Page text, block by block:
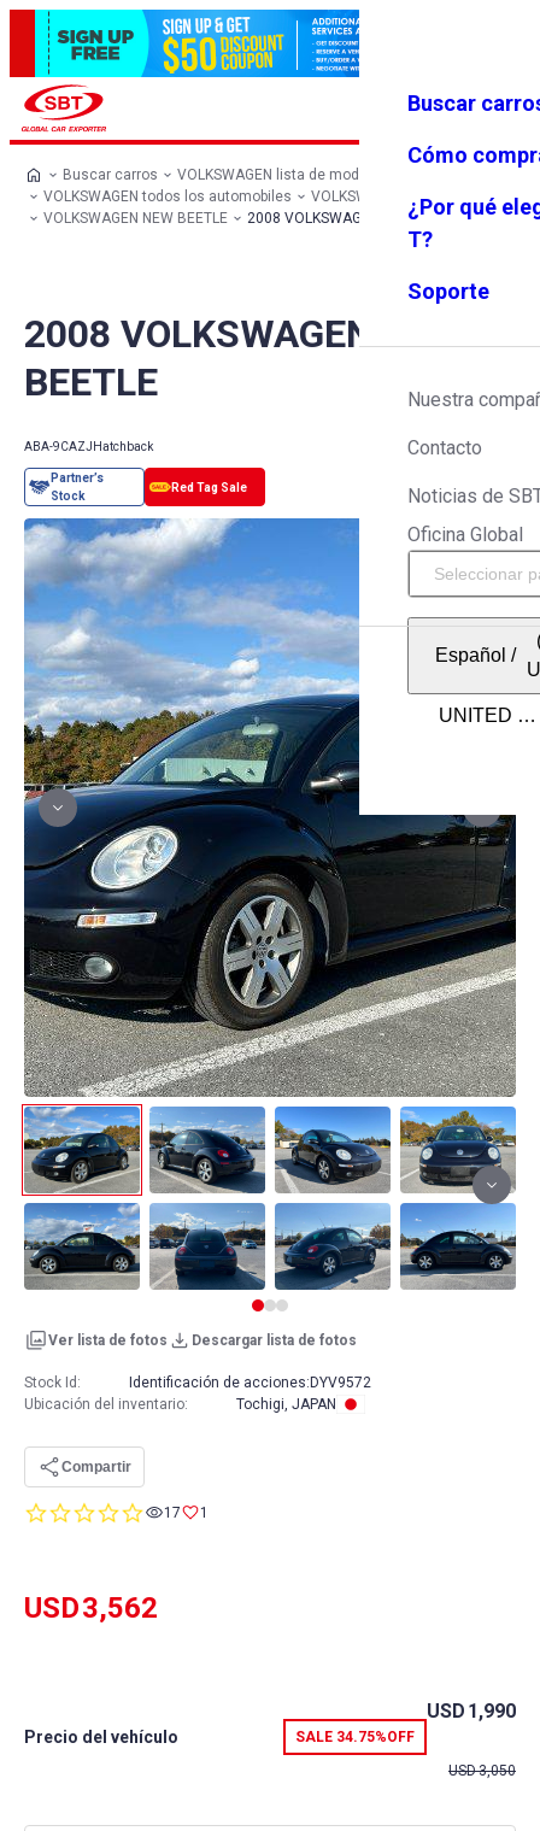
Favoritos Menú
Buscar
Cómo
¿Por qué
T?
Soporte
Nuestra
Contacto
Noticias de
Oficina Global
Español /
Buscar carros
VOLKSWAGEN lista de modelos
VOLKSWAGEN todos los automobiles
VOLKSWAGEN Hatchback
VOLKSWAGEN NEW BEETLE
2008 VOLKSWAGEN NEW BEETLE
2008 VOLKSWAGEN NEW
BEETLE
ABA-9CAZJ Hatchback
Ver lista de fotos Descargar lista de fotos
0.017 1
USD3,562
Precio del vehículo SALE 34.75%OFF
USD 1,990
USD3,050
Stock Id: Identificación de acciones: DYV9572
Ubicación del inventario: Tochigi, JAPAN
Compartir